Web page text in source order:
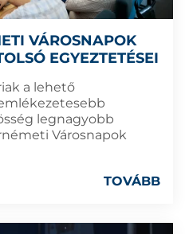
VÁROSNAPOK
EGYEZTETÉSEI
a lehető
legnagyobb
Városnapok
TOVÁBB